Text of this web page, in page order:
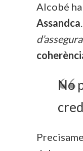
Alcobé
Assandca
No